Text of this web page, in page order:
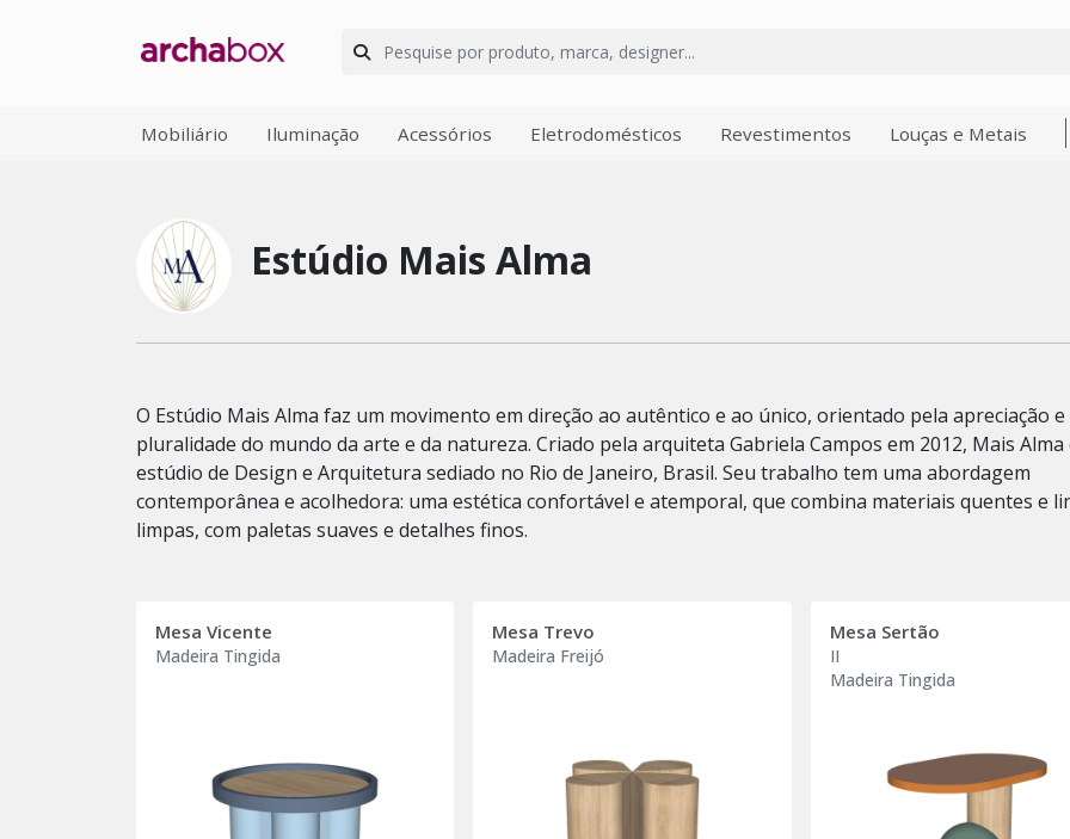
Mobiliário Iluminação Acessórios Eletrodomésticos Revestimentos Louças e Metais
Estúdio Mais Alma
O Estúdio Mais Alma faz um movimento em direção ao autêntico e ao único, orientado pela apreciação e
pluralidade do mundo da arte e da natureza. Criado pela arquiteta Gabriela Campos em 2012, Mais Alma
estúdio de Design e Arquitetura sediado no Rio de Janeiro, Brasil. Seu trabalho tem uma abordagem
contemporânea e acolhedora: uma estética confortável e atemporal, que combina materiais quentes e
limpas, com paletas suaves e detalhes finos.
Mesa Vicente
Madeira Tingida
Mesa Trevo
Madeira Freijó
Mesa Sertão
II
Madeira Tingida